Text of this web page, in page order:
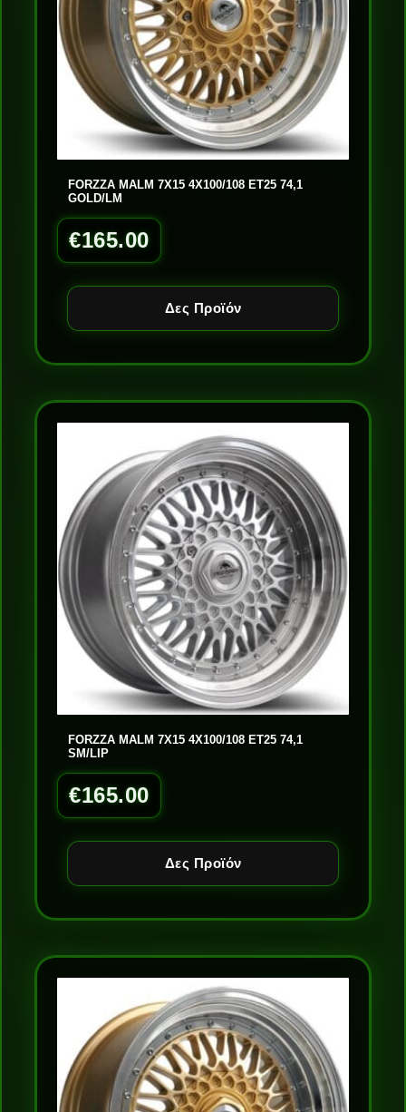
FORZZA MALM 7X15 4X100/108 ET25 74,1
GOLD/LM
€165.00
Δες Προϊόν
FORZZA MALM 7X15 4X100/108 ET25 74,1
SM/LIP
€165.00
Δες Προϊόν